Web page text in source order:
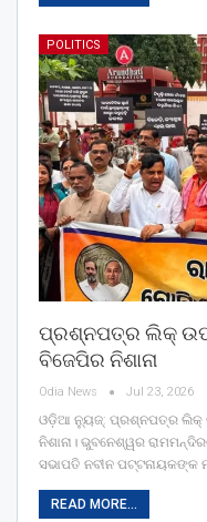
POLITICS
ପ୍ରଶ୍ନପତ୍ର ଲିକ୍
ବିଜେପିର ନିଶାନା
Odia News Jul 23, 2026
ଓଡ଼ିଆ ନ୍ୟୁଜ୍: ପ୍ରଶ୍ନପତ୍ର ଲିକ୍
ନିଶାନା। ଭୁବନେଶ୍ୱର
ସଭାପତି ନବୀନ
READ MORE...